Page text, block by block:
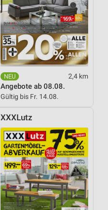
2,4 km
Angebote ab 08.08.
Gültig bis Fr. 14.08.
XXXLutz